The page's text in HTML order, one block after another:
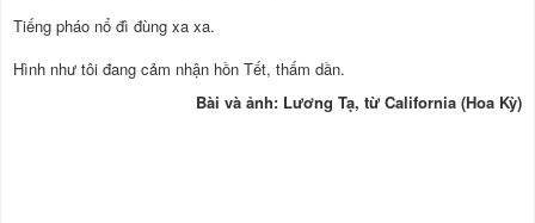
Tiếng pháo nổ đì đùng xa xa.
Hình như tôi đang cảm nhận hồn Tết, thấm dần.
Bài và ảnh: Lương Tạ, từ California (Hoa Kỳ)